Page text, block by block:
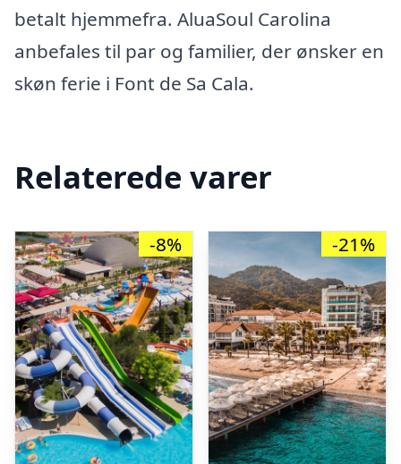
betalt hjemmefra. AluaSoul Carolina
anbefales til par og familier, der ønsker en
skøn ferie i Font de Sa Cala.
Relaterede varer
-8% -21%